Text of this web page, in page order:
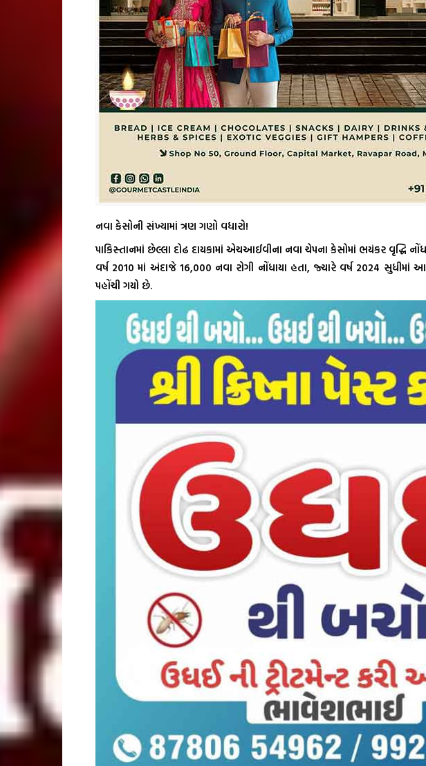
નવા કેસોની સંખ્યામાં ત્રણ ગણો વધારો!
પાકિસ્તાનમાં છેલ્લા દોઢ દાયકામાં એચઆઈવીના નવા ચેપના કેસોમાં ભયંકર
વર્ષ 2010 માં અંદાજે 16,000 નવા રોગી નોંધાયા હતા, જ્યારે વર્ષ 2024
પહોંચી ગયો છે.